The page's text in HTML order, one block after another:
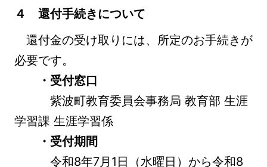
４ 還付手続きについて
還付金の受け取りには、所定のお手続きが
必要です。
・受付窓口
紫波町教育委員会事務局 教育部 生涯
学習課 生涯学習係
・受付期間
令和8年7月1日（水曜日）から令和8